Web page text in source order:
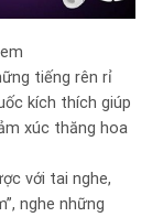
tiếng rên rỉ
kích thích giúp
xúc thăng hoa
với tai nghe,
nghe những